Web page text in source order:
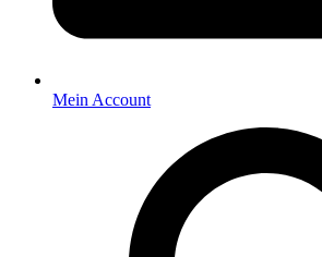
Mein Account